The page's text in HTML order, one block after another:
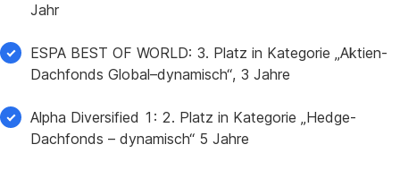
Jahr
ESPA BEST OF WORLD: 3. Platz in Kategorie „Aktien-
Dachfonds Global–dynamisch“, 3 Jahre
Alpha Diversified 1: 2. Platz in Kategorie „Hedge-
Dachfonds – dynamisch“ 5 Jahre